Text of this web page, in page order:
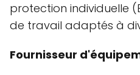
protection individuelle
de travail adaptés à
Fournisseur